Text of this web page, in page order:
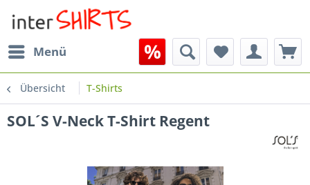
Menü
Übersicht T-Shirts
SOL´S V-Neck T-Shirt Regent